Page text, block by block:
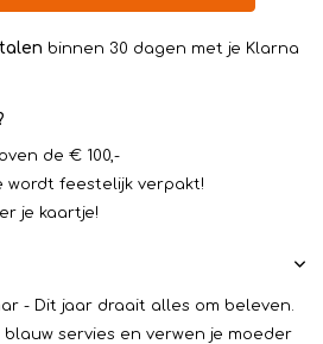
binnen 30 dagen met je Klarna
de € 100,-
wordt feestelijk verpakt!
je kaartje!
- Dit jaar draait alles om beleven.
servies en verwen je moeder